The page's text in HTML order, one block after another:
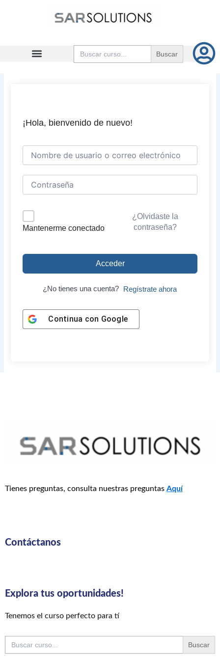
Buscar:
¡Hola, bienvenido de nuevo!
Mantenerme conectado
¿Olvidaste la
contraseña?
Acceder
¿No tienes una cuenta? Regístrate ahora
Continua con Google
Tienes preguntas, consulta nuestras preguntas Aquí
Contáctanos
Explora tus oportunidades!
Tenemos el curso perfecto para tí
Buscar: